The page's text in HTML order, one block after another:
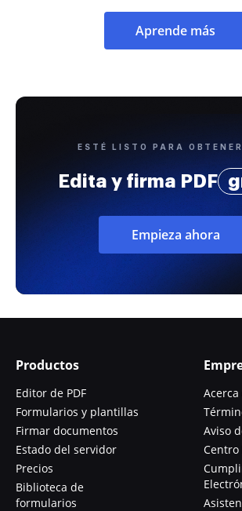
Aprende más
ESTÉ LISTO PARA
Edita y firma PDF
Empieza ahora
Productos
Editor de PDF
Formularios y plantillas
Firmar documentos
Estado del servidor
Precios
Biblioteca de
formularios
Acerca
Aviso
Centro